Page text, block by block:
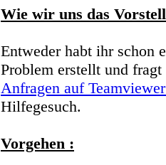
Wie wir uns das
Entweder habt ihr schon
Problem erstellt und
Anfragen auf
Hilfegesuch.
Vorgehen :